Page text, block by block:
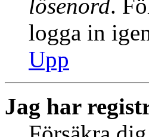
lösenord.
logga in
Upp
Jag har